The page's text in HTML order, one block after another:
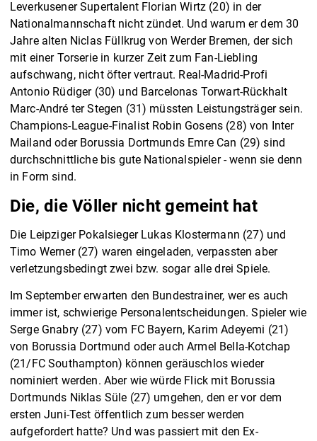
Leverkusener Supertalent Florian Wirtz (20) in der
Nationalmannschaft nicht zündet. Und warum er dem 30
Jahre alten Niclas Füllkrug von Werder Bremen, der sich
mit einer Torserie in kurzer Zeit zum Fan-Liebling
aufschwang, nicht öfter vertraut. Real-Madrid-Profi
Antonio Rüdiger (30) und Barcelonas Torwart-Rückhalt
Marc-André ter Stegen (31) müssten Leistungsträger sein.
Champions-League-Finalist Robin Gosens (28) von Inter
Mailand oder Borussia Dortmunds Emre Can (29) sind
durchschnittliche bis gute Nationalspieler - wenn sie denn
in Form sind.
Die, die Völler nicht gemeint hat
Die Leipziger Pokalsieger Lukas Klostermann (27) und
Timo Werner (27) waren eingeladen, verpassten aber
verletzungsbedingt zwei bzw. sogar alle drei Spiele.
Im September erwarten den Bundestrainer, wer es auch
immer ist, schwierige Personalentscheidungen. Spieler wie
Serge Gnabry (27) vom FC Bayern, Karim Adeyemi (21)
von Borussia Dortmund oder auch Armel Bella-Kotchap
(21/FC Southampton) können geräuschlos wieder
nominiert werden. Aber wie würde Flick mit Borussia
Dortmunds Niklas Süle (27) umgehen, den er vor dem
ersten Juni-Test öffentlich zum besser werden
aufgefordert hatte? Und was passiert mit den Ex-